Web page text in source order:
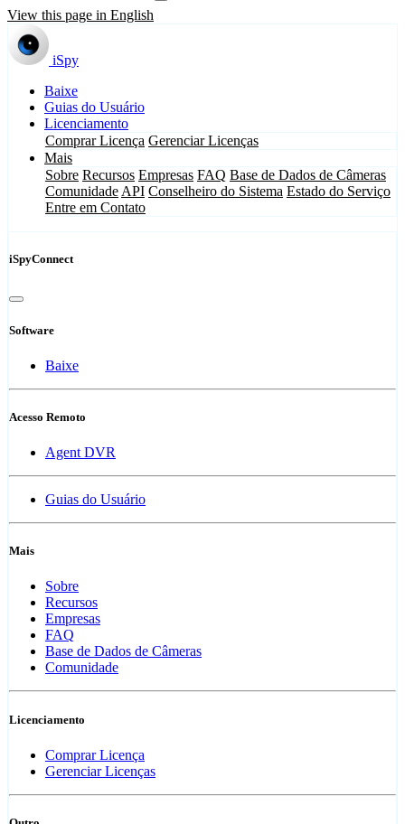
View this page in English
iSpy
Baixe
Guias do Usuário
Licenciamento
Comprar Licença Gerenciar Licenças
Mais
Sobre Recursos Empresas FAQ Base de Dados de Câmeras
Comunidade API Conselheiro do Sistema Estado do Serviço
Entre em Contato
iSpyConnect
Software
Baixe
Acesso Remoto
Agent DVR
Guias do Usuário
Mais
Sobre
Recursos
Empresas
FAQ
Base de Dados de Câmeras
Comunidade
Licenciamento
Comprar Licença
Gerenciar Licenças